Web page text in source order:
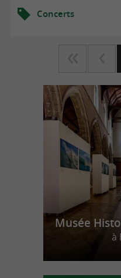
Concerts
Musée
à